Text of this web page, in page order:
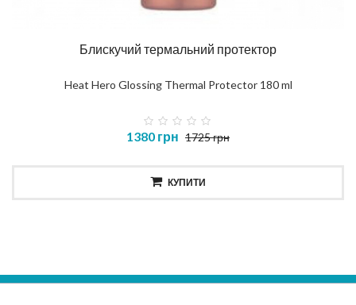
Блискучий термальний протектор
Heat Hero Glossing Thermal Protector 180 ml
1380 грн 1725 грн
КУПИТИ